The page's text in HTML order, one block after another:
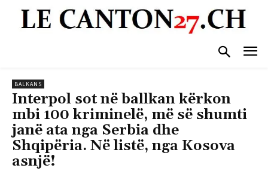
BALKANS
Interpol sot në ballkan kërkon
mbi 100 kriminelë, më së shumti
janë ata nga Serbia dhe
Shqipëria. Në listë, nga Kosova
asnjë!